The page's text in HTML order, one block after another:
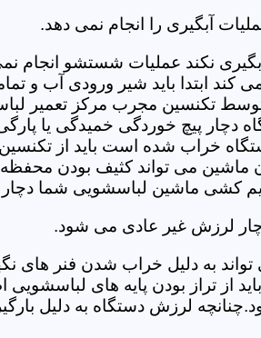
آبگیری را انجام نمی دهد.
نکند عملیات شستشو انجام
کند ابتدا باید شیر ورودی آب
تکنسین مجرب مرکز تعمیر
دچار پیچ خوردگی خمیدگی یا
خراب شده است باید از
ماشین می تواند کثیف بودن
ماشین لباسشویی شما دچار
لرزش غیر عادی می شود.
به دلیل خراب شدن فنر های
از تراز بودن پایه های
لرزش دستگاه به دلیل